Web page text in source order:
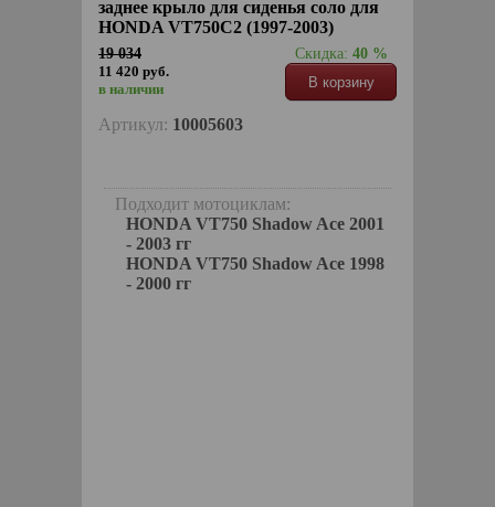
заднее крыло для сиденья соло для
HONDA VT750C2 (1997-2003)
19 034
11 420 руб.
в наличии
Скидка: 40 %
В корзину
Артикул: 10005603
Подходит мотоциклам:
HONDA VT750 Shadow Ace 2001
- 2003 гг
HONDA VT750 Shadow Ace 1998
- 2000 гг